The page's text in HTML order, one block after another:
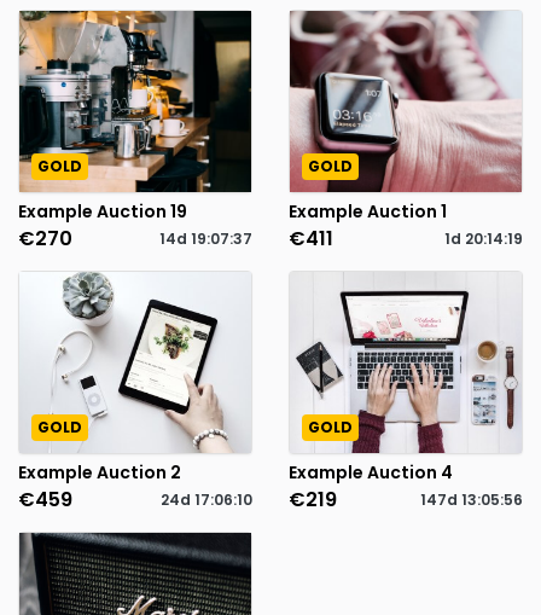
GOLD
Example Auction 19
€270 14d 19:07:37
GOLD
Example Auction 1
€411 1d 20:14:19
GOLD
Example Auction 2
€459 24d 17:06:10
GOLD
Example Auction 4
€219 147d 13:05:56